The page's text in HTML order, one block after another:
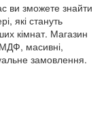
ви зможете знайти
які стануть
кімнат. Магазин
масивні,
замовлення.